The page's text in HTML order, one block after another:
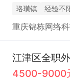
珞璜镇 经验不
重庆锦栋网络
江津区全职
4500-9000